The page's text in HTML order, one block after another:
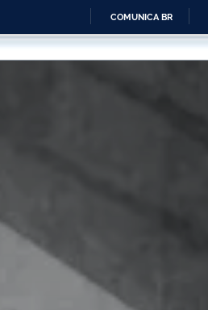
COMUNICA BR